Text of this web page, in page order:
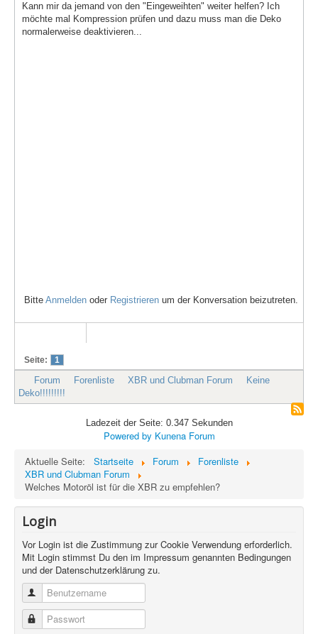
Kann mir da jemand von den "Eingeweihten" weiter helfen? Ich
möchte mal Kompression prüfen und dazu muss man die Deko
normalerweise deaktivieren...
Bitte Anmelden oder Registrieren um der Konversation beizutreten.
Seite: 1
Forum Forenliste XBR und Clubman Forum
Keine
Deko!!!!!!!!!
Ladezeit der Seite: 0.347 Sekunden
Powered by Kunena Forum
Aktuelle Seite:
Startseite Forum
Forenliste
XBR und Clubman Forum
Welches Motoröl ist für die XBR zu empfehlen?
Login
Vor Login ist die Zustimmung zur Cookie Verwendung erforderlich.
Mit Login stimmst Du den im Impressum genannten Bedingungen
und der Datenschutzerklärung zu.
Benutzername
Passwort